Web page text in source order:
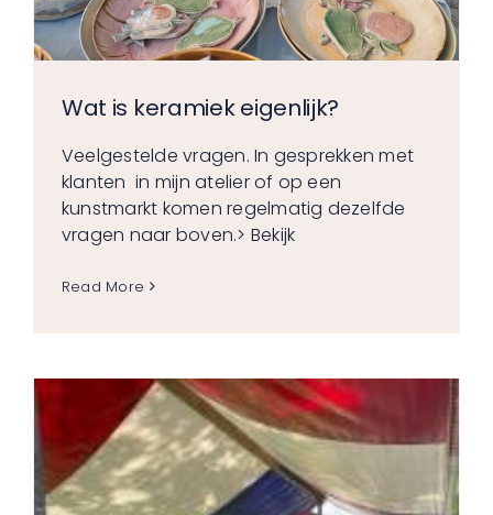
Wat is keramiek eigenlijk?
Veelgestelde vragen. In gesprekken met
klanten in mijn atelier of op een
kunstmarkt komen regelmatig dezelfde
vragen naar boven.> Bekijk
Read More